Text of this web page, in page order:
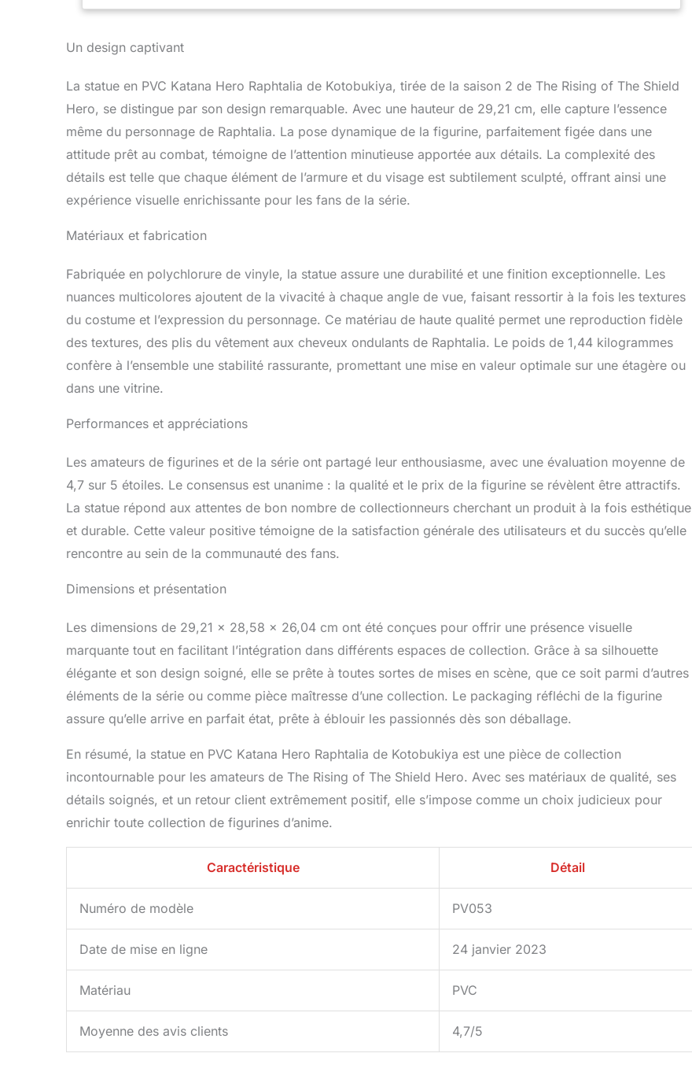
Un design captivant
La statue en PVC Katana Hero Raphtalia de Kotobukiya, tirée de la saison 2 de The Rising of The Shield
Hero, se distingue par son design remarquable. Avec une hauteur de 29,21 cm, elle capture l’essence
même du personnage de Raphtalia. La pose dynamique de la figurine, parfaitement figée dans une
attitude prêt au combat, témoigne de l’attention minutieuse apportée aux détails. La complexité des
détails est telle que chaque élément de l’armure et du visage est subtilement sculpté, offrant ainsi une
expérience visuelle enrichissante pour les fans de la série.
Matériaux et fabrication
Fabriquée en polychlorure de vinyle, la statue assure une durabilité et une finition exceptionnelle. Les
nuances multicolores ajoutent de la vivacité à chaque angle de vue, faisant ressortir à la fois les textures
du costume et l’expression du personnage. Ce matériau de haute qualité permet une reproduction fidèle
des textures, des plis du vêtement aux cheveux ondulants de Raphtalia. Le poids de 1,44 kilogrammes
confère à l’ensemble une stabilité rassurante, promettant une mise en valeur optimale sur une étagère ou
dans une vitrine.
Performances et appréciations
Les amateurs de figurines et de la série ont partagé leur enthousiasme, avec une évaluation moyenne de
4,7 sur 5 étoiles. Le consensus est unanime : la qualité et le prix de la figurine se révèlent être attractifs.
La statue répond aux attentes de bon nombre de collectionneurs cherchant un produit à la fois esthétique
et durable. Cette valeur positive témoigne de la satisfaction générale des utilisateurs et du succès qu’elle
rencontre au sein de la communauté des fans.
Dimensions et présentation
Les dimensions de 29,21 x 28,58 x 26,04 cm ont été conçues pour offrir une présence visuelle
marquante tout en facilitant l’intégration dans différents espaces de collection. Grâce à sa silhouette
élégante et son design soigné, elle se prête à toutes sortes de mises en scène, que ce soit parmi d’autres
éléments de la série ou comme pièce maîtresse d’une collection. Le packaging réfléchi de la figurine
assure qu’elle arrive en parfait état, prête à éblouir les passionnés dès son déballage.
En résumé, la statue en PVC Katana Hero Raphtalia de Kotobukiya est une pièce de collection
incontournable pour les amateurs de The Rising of The Shield Hero. Avec ses matériaux de qualité, ses
détails soignés, et un retour client extrêmement positif, elle s’impose comme un choix judicieux pour
enrichir toute collection de figurines d’anime.
Caractéristique Détail
Numéro de modèle PV053
Date de mise en ligne 24 janvier 2023
Matériau PVC
Moyenne des avis clients 4,7/5